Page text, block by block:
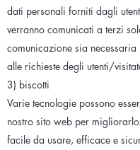
dati personali forniti dagli
verranno comunicati a terzi
comunicazione sia necessaria
alle richieste degli utenti/
3) biscotti
Varie tecnologie possono
nostro sito web per
facile da usare, efficace e